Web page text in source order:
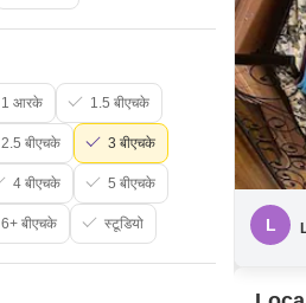
L
1 आरके 1.5 बीएचके
2.5 बीएचके 3 बीएचके
4 बीएचके 5 बीएचके
6+ बीएचके स्टूडियो